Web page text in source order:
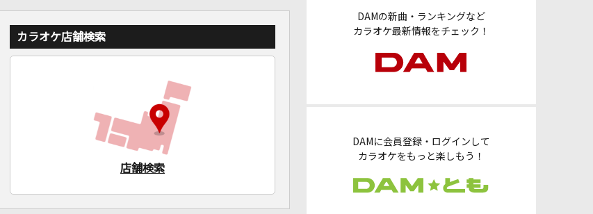
DAMの新曲・ランキングなど
カラオケ最新情報をチェック！
DAMに会員登録・ログインして
カラオケをもっと楽しもう！
カラオケ店舗検索
店舗検索